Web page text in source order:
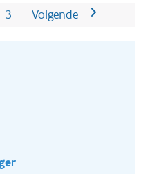
als
ondersteuners m.b.t.
3 Volgende